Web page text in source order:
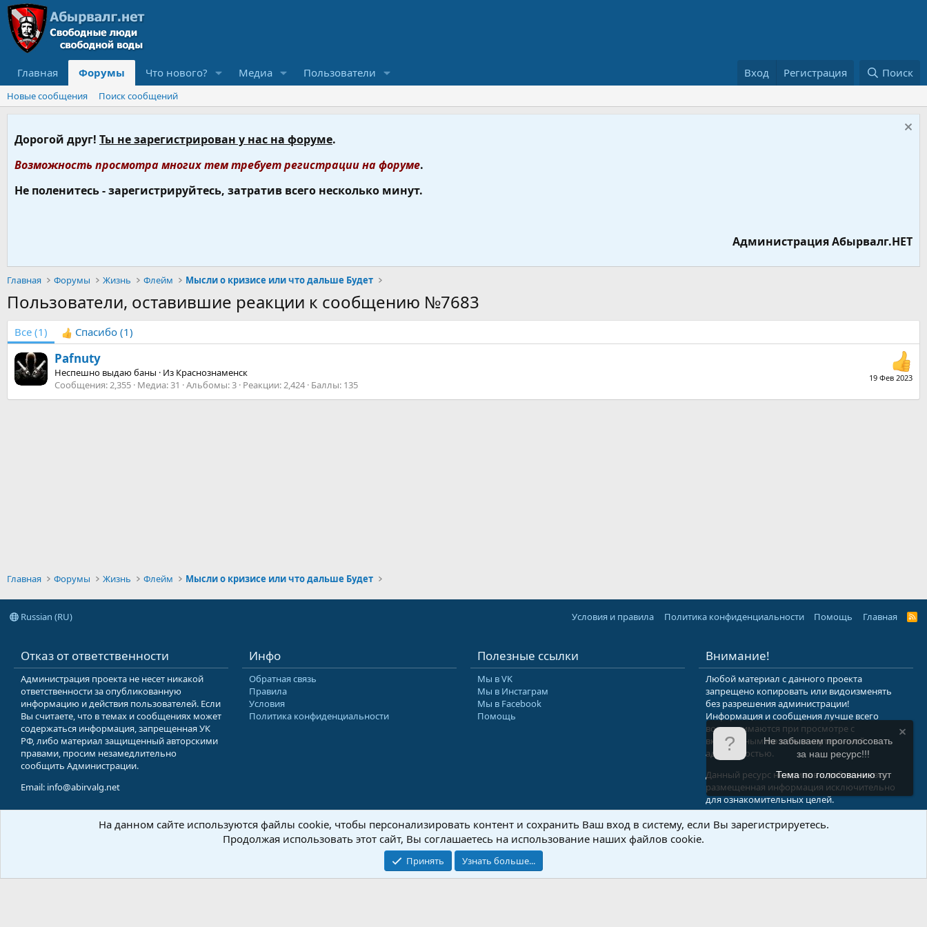
Главная Форумы Что нового? Медиа Пользователи Вход Регистрация Поиск
Новые сообщения Поиск сообщений
Дорогой друг! Ты не зарегистрирован у нас на форуме.
Возможность просмотра многих тем требует регистрации на форуме.
Не поленитесь - зарегистрируйтесь, затратив всего несколько минут.
Администрация Абырвалг.НЕТ
Главная Форумы Жизнь Флейм Мысли о кризисе или что дальше Будет
Пользователи, оставившие реакции к сообщению №7683
Все (1) Спасибо (1)
19 Фев 2023
Pafnuty
Неспешно выдаю баны · Из Краснознаменск
Сообщения 2,355 Медиа 31 Альбомы 3 Реакции 2,424 Баллы 135
Главная Форумы Жизнь Флейм Мысли о кризисе или что дальше Будет
Russian (RU) Условия и правила Политика конфиденциальности Помощь Главная
R
Отказ от ответственности
Администрация проекта не несет никакой
ответственности за опубликованную
информацию и действия пользователей. Если
Вы считаете, что в темах и сообщениях может
содержаться информация, запрещенная УК
РФ, либо материал защищенный авторскими
правами, просим незамедлительно
сообщить Администрации.
Email: info@abirvalg.net
Инфо
Обратная связь
Правила
Условия
Политика конфиденциальности
Полезные ссылки
Мы в VK
Мы в Инстаграм
Мы в Facebook
Помощь
Внимание!
Любой материал с данного проекта
запрещено копировать или видоизменять
без разрешения администрации!
Информация и сообщения лучше всего
воспринимаются при просмотре с
включенным мозгом и неутерянной
адекватностью.
Данный ресурс не призыв к действию, вся
размещенная информация исключительно
для ознакомительных целей.
© 2008-2026 Форум Абырвалг.нет - подводная охота, дайвинг, туризм Перевод:XenForo.Info
Не забываем проголосовать
за наш ресурс!!!
Тема по голосованиютут
На данном сайте используются файлы cookie, чтобы персонализировать контент и сохранить Ваш вход в систему, если Вы зарегистрируетесь.
Продолжая использовать этот сайт, Вы соглашаетесь на использование наших файлов cookie.
Принять Узнать больше...